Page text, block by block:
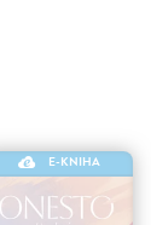
E-KNIHA